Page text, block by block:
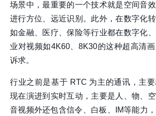
场景中，最重要的一个技术就是空间音
进行方位、远近识别。此外，在数字化转
如金融、医疗、保险等行业都在数字化
业对视频如4K60、8K30的这种超高清
诉求。
行业之前是基于 RTC 为主的通讯，主要
现在演进到实时互动，主要是人、物、
音视频外还包含信令、白板、IM等能力，